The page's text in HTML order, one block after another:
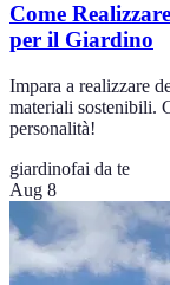
Come
per il Giardino
Impara a realizzare
materiali sostenibili.
personalità!
giardinofai da te
Aug 8